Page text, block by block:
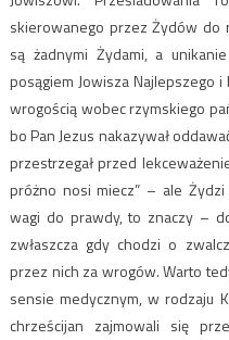
skierowanego przez Żydów do
są żadnymi Żydami, a
posągiem Jowisza Najlepszego
wrogością wobec rzymskiego
bo Pan Jezus nakazywał
przestrzegał przed
próżno nosi miecz” – ale
wagi do prawdy, to znaczy –
zwłaszcza gdy chodzi o
przez nich za wrogów. Warto
sensie medycznym, w rodzaju
chrześcijan zajmowali się